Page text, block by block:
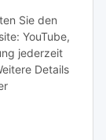
Sie den
YouTube,
jederzeit
Details